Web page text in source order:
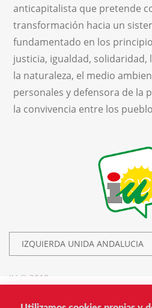
anticapitalista que pretende
transformación hacia un
fundamentado en los
justicia, igualdad,
la naturaleza, el medio
personales y defensora de la
la convivencia entre los
IZQUIERDA UNIDA ANDALUCIA
IU © 2019.